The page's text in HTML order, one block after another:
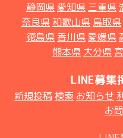
静岡県愛知県 三重県
奈良県 和歌山県 鳥取県
徳島県 香川県愛媛県
熊本県 大分県
LINE募集
新規投稿 検索 お知らせ
お